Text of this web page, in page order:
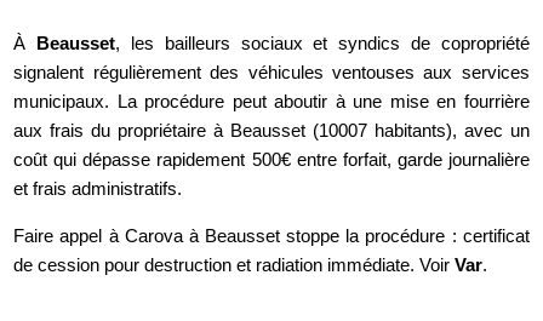
À Beausset, les bailleurs sociaux et syndics de copropriété
signalent régulièrement des véhicules ventouses aux services
municipaux. La procédure peut aboutir à une mise en fourrière
aux frais du propriétaire à Beausset (10007 habitants), avec un
coût qui dépasse rapidement 500€ entre forfait, garde journalière
et frais administratifs.
Faire appel à Carova à Beausset stoppe la procédure : certificat
de cession pour destruction et radiation immédiate. VoirVar.